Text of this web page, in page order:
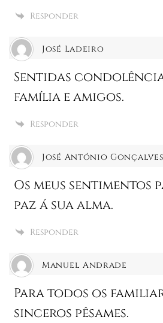
Responder
José Ladeiro
Sentidas
família e amigos.
Responder
José António Gonçalves
Os meus sentimentos
paz á sua alma.
Responder
Manuel Andrade
Para todos os
sinceros pêsames.